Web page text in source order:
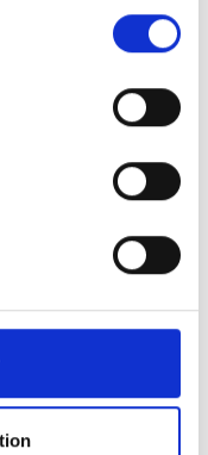
notre clientèle,